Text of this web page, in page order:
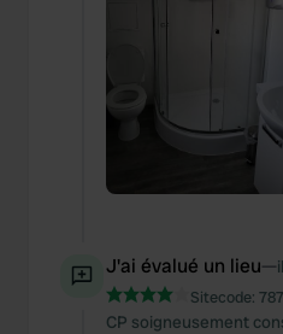
J'ai évalué un lieu—
Sitecode:
CP soigneusement